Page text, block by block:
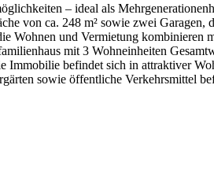
– ideal als
von ca. 248 m² sowie zwei Garagen,
Wohnen und Vermietung kombinieren
mit 3 Wohneinheiten
Immobilie befindet sich in attraktiver
sowie öffentliche Verkehrsmittel